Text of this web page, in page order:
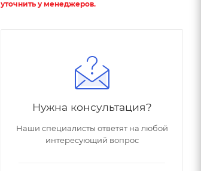
уточнить у менеджеров.
Нужна консультация?
Наши специалисты ответят на любой
интересующий вопрос